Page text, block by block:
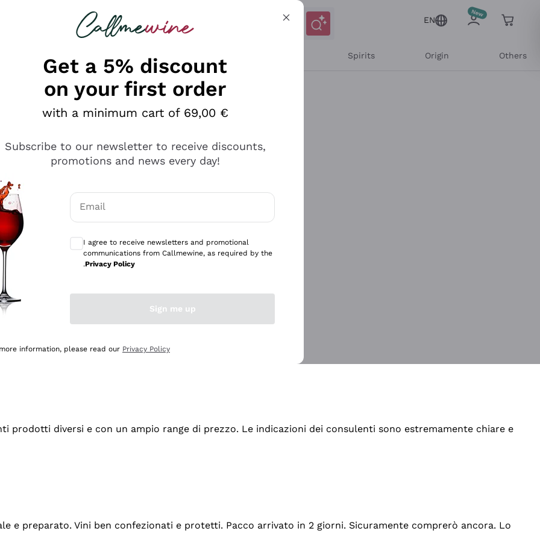
looking for
EN
Spirits Origin Others
professionalità
diversi e con un ampio range di prezzo. Le indicazioni dei consulenti sono estremamente chiare e
e preparato. Vini ben confezionati e protetti. Pacco arrivato in 2 giorni. Sicuramente comprerò ancora. Lo
Get a 5% discount
on your first order
with a minimum cart of 69,00 €
Subscribe to our newsletter to receive discounts,
promotions and news every day!
Email
I agree to receive newsletters and promotional
communications from Callmewine, as required by the
.Privacy Policy
Sign me up
information, please read our Privacy Policy